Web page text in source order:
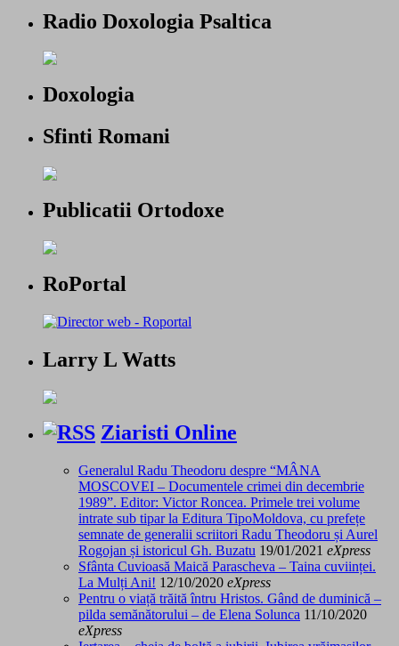
Radio Doxologia Psaltica
Doxologia
Sfinti Romani
Publicatii Ortodoxe
RoPortal
Larry L Watts
Ziaristi Online
Generalul Radu Theodoru despre “MÂNA
MOSCOVEI – Documentele crimei din decembrie
1989”. Editor: Victor Roncea. Primele trei volume
intrate sub tipar la Editura TipoMoldova, cu prefețe
semnate de generalii scriitori Radu Theodoru și Aurel
Rogojan și istoricul Gh. Buzatu 19/01/2021 eXpress
Sfânta Cuvioasă Maică Parascheva – Taina cuviinței.
La Mulți Ani! 12/10/2020 eXpress
Pentru o viață trăită întru Hristos. Gând de duminică –
pilda semănătorului – de Elena Solunca 11/10/2020
eXpress